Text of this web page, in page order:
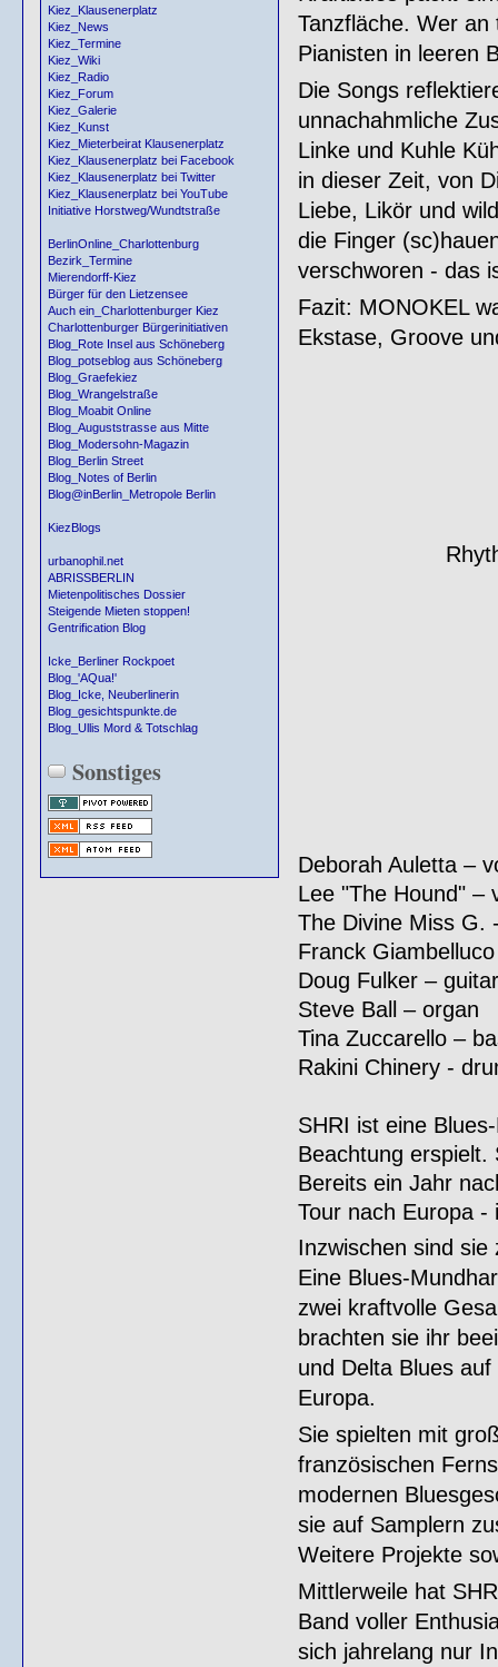
Kiez_Klausenerplatz
Kiez_News
Kiez_Termine
Kiez_Wiki
Kiez_Radio
Kiez_Forum
Kiez_Galerie
Kiez_Kunst
Kiez_Mieterbeirat Klausenerplatz
Kiez_Klausenerplatz bei Facebook
Kiez_Klausenerplatz bei Twitter
Kiez_Klausenerplatz bei YouTube
Initiative Horstweg/Wundtstraße
BerlinOnline_Charlottenburg
Bezirk_Termine
Mierendorff-Kiez
Bürger für den Lietzensee
Auch ein_Charlottenburger Kiez
Charlottenburger Bürgerinitiativen
Blog_Rote Insel aus Schöneberg
Blog_potseblog aus Schöneberg
Blog_Graefekiez
Blog_Wrangelstraße
Blog_Moabit Online
Blog_Auguststrasse aus Mitte
Blog_Modersohn-Magazin
Blog_Berlin Street
Blog_Notes of Berlin
Blog@inBerlin_Metropole Berlin
KiezBlogs
urbanophil.net
ABRISSBERLIN
Mietenpolitisches Dossier
Steigende Mieten stoppen!
Gentrification Blog
Icke_Berliner Rockpoet
Blog_'AQua!'
Blog_Icke, Neuberlinerin
Blog_gesichtspunkte.de
Blog_Ullis Mord & Totschlag
Sonstiges
Tanzfläche. Wer
Pianisten in leeren
Die Songs
unnachahmliche
Linke und Kuhle
in dieser Zeit, von
Liebe, Likör und
die Finger
verschworen - das
Fazit: MONOKEL
Ekstase, Groove
Deborah Auletta –
Lee "The Hound" –
The Divine Miss G.
Franck
Doug Fulker – guitar
Steve Ball – organ
Tina Zuccarello –
Rakini Chinery -
SHRI ist eine
Beachtung erspielt.
Bereits ein Jahr
Tour nach Europa -
Inzwischen sind
Eine Blues-
zwei kraftvolle
brachten sie ihr
und Delta Blues
Europa.
Sie spielten mit
französischen
modernen
sie auf Samplern
Weitere Projekte
Mittlerweile hat
Band voller
sich jahrelang nur